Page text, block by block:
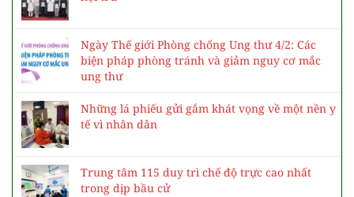
Ngày Thế giới Phòng chống Ung thư 4/2: Các
biện pháp phòng tránh và giảm nguy cơ mắc
ung thư
Những lá phiếu gửi gắm khát vọng về một nền y
tế vì nhân dân
Trung tâm 115 duy trì chế độ trực cao nhất
trong dịp bầu cử